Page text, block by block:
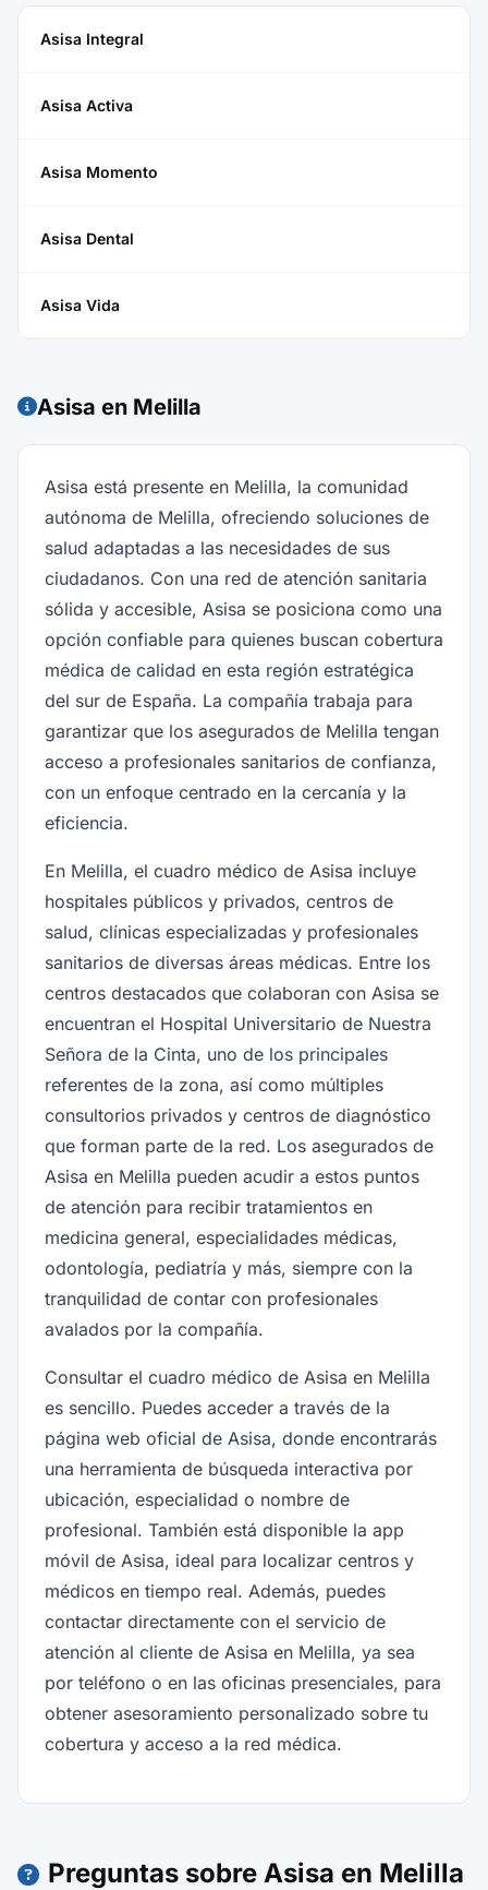
Asisa Integral
Asisa Activa
Asisa Momento
Asisa Dental
Asisa Vida
Asisa en Melilla
Asisa está presente en Melilla, la comunidad
autónoma de Melilla, ofreciendo soluciones de
salud adaptadas a las necesidades de sus
ciudadanos. Con una red de atención sanitaria
sólida y accesible, Asisa se posiciona como una
opción confiable para quienes buscan cobertura
médica de calidad en esta región estratégica
del sur de España. La compañía trabaja para
garantizar que los asegurados de Melilla tengan
acceso a profesionales sanitarios de confianza,
con un enfoque centrado en la cercanía y la
eficiencia.
En Melilla, el cuadro médico de Asisa incluye
hospitales públicos y privados, centros de
salud, clínicas especializadas y profesionales
sanitarios de diversas áreas médicas. Entre los
centros destacados que colaboran con Asisa se
encuentran el Hospital Universitario de Nuestra
Señora de la Cinta, uno de los principales
referentes de la zona, así como múltiples
consultorios privados y centros de diagnóstico
que forman parte de la red. Los asegurados de
Asisa en Melilla pueden acudir a estos puntos
de atención para recibir tratamientos en
medicina general, especialidades médicas,
odontología, pediatría y más, siempre con la
tranquilidad de contar con profesionales
avalados por la compañía.
Consultar el cuadro médico de Asisa en Melilla
es sencillo. Puedes acceder a través de la
página web oficial de Asisa, donde encontrarás
una herramienta de búsqueda interactiva por
ubicación, especialidad o nombre de
profesional. También está disponible la app
móvil de Asisa, ideal para localizar centros y
médicos en tiempo real. Además, puedes
contactar directamente con el servicio de
atención al cliente de Asisa en Melilla, ya sea
por teléfono o en las oficinas presenciales, para
obtener asesoramiento personalizado sobre tu
cobertura y acceso a la red médica.
Preguntas sobre Asisa en Melilla